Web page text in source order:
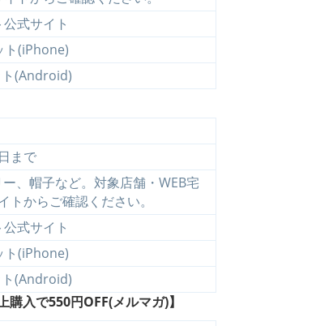
式サイト
ト(iPhone)
(Android)
まで
、帽子など。対象店舗・WEB宅
からご確認ください。
式サイト
ト(iPhone)
(Android)
入で550円OFF(メルマガ)】